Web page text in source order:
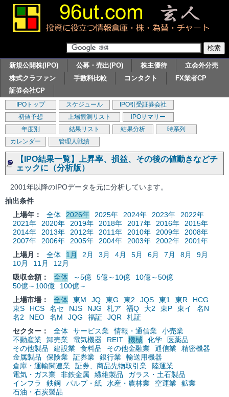
新規公開株(IPO) 公募・売出(PO) 株主優待
立会外分売
株式クラファン
手数料比較 コンタクト
FX業者CP
証券会社CP
IPOトップ スケジュール
IPO引受証券会社
初値予想
上場観測リスト
IPOサマリー
年度別
結果リスト 結果分析
時系列
カレンダー
管理人戦績
【IPO結果一覧】上昇率、損益、その後の値動きなどチ
ェックに（分析版）
2001年以降のIPOデータを元に分析しています。
抽出条件
上場年：
全体 2026年 2025年 2024年 2023年
2022年
2021年
2020年 2019年 2018年 2017年 2016年
2015年
2014年
2013年 2012年 2011年 2010年 2009年
2008年
2007年
2006年 2005年 2004年 2003年 2002年
2001年
上場月：
全体 1月 2月 3月 4月 5月 6月 7月 8月
9月
10月
11月
12月
吸収金額：
全体 ～5億 5億～10億
10億～50億
50億～100億
100億～
上場市場：
全体 東M JQ 東G 東2 JQS 東1 東R
HCG
東S
HCS 名セ NJS NJG 札ア 福Q 大2 東P 東イ
名N
名2
NEO 名M JQG 福証 JQR
札証
セクター：
全体 サービス業 情報・通信業
小売業
不動産業
卸売業 電気機器 REIT 機械 化学
医薬品
その他製品
建設業 食料品 その他金融業 通信業
精密機器
金属製品
保険業 証券業 銀行業
輸送用機器
倉庫・運輸関連業
証券、商品先物取引業
陸運業
電気・ガス業
非鉄金属 繊維製品
ガラス・土石製品
インフラ
鉄鋼 パルプ・紙 水産・農林業 空運業
鉱業
石油・石炭製品